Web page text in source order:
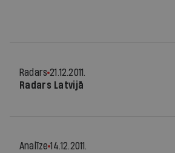
Radars 21.12.2011.
Radars Latvijā
Analīze 14.12.2011.